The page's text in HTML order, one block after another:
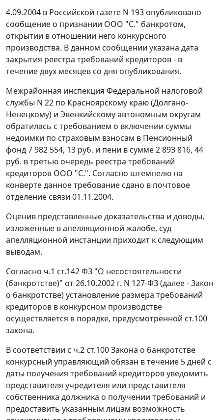
4.09.2004 в Российской газете N 193 опубликовано
сообщение о признании ООО "С." банкротом,
открытии в отношении него конкурсного
производства. В данном сообщении указана дата
закрытия реестра требований кредиторов - в
течение двух месяцев со дня опубликования.
Межрайонная инспекция Федеральной налоговой
службы N 22 по Красноярскому краю (Долгано-
Ненецкому) и Эвенкийскому автономным округам
обратилась с требованием о включении суммы
недоимки по страховым взносам в Пенсионный
фонд 7 982 554, 13 руб. и пени в сумме 2 893 816, 44
руб. в третью очередь реестра требований
кредиторов ООО "С.". Согласно штемпелю на
конверте данное требование сдано в почтовое
отделение связи 01.11.2004.
Оценив представленные доказательства и доводы,
изложенные в апелляционной жалобе, суд
апелляционной инстанции приходит к следующим
выводам.
Согласно ч.1 ст.142ФЗ "О несостоятельности
(банкротстве)" от 26.10.2002 г. N 127-ФЗ (далее - Закон
о банкротстве) установление размера требований
кредиторов в конкурсном производстве
осуществляется в порядке, предусмотренной ст.100
закона.
В соответствии с ч.2 ст.100Закона о банкротстве
конкурсный управляющий обязан в течение 5 дней с
даты получения требований кредиторов уведомить
представителя учредителя или представителя
собственника должника о получении требований и
предоставить указанным лицам возможность